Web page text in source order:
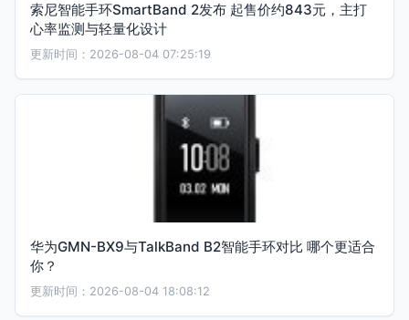
索尼智能手环SmartBand 2发布 起售价约843元，主打
心率监测与轻量化设计
更新时间：2026-08-04 07:25:19
华为GMN-BX9与TalkBand B2智能手环对比 哪个更适合
你？
更新时间：2026-08-04 18:08:12